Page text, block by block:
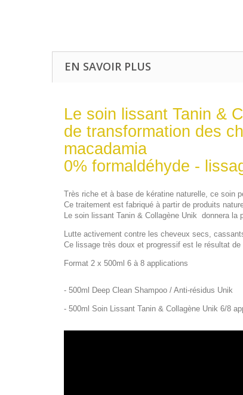
EN SAVOIR PLUS
Le soin lissant Tanin &
de transformation des
macadamia
0% formaldéhyde -
Très riche et à base de kératine naturelle, ce soin
Ce traitement est fabriqué à partir de produits
Le soin lissant Tanin & Collagène Unik donnera
Lutte activement contre les cheveux secs,
Ce lissage très doux et progressif est le résultat
Format 2 x 500ml 6 à 8 applications
- 500ml Deep Clean Shampoo / Anti-résidus Unik
- 500ml Soin Lissant Tanin & Collagène Unik 6/8